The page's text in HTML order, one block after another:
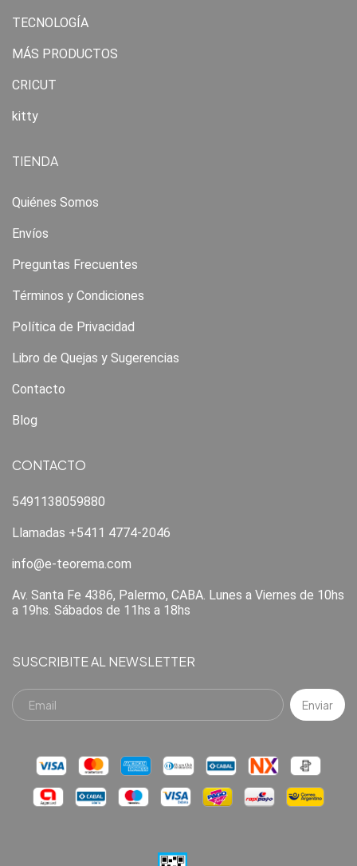
TECNOLOGÍA
MÁS PRODUCTOS
CRICUT
kitty
TIENDA
Quiénes Somos
Envíos
Preguntas Frecuentes
Términos y Condiciones
Política de Privacidad
Libro de Quejas y Sugerencias
Contacto
Blog
CONTACTO
5491138059880
Llamadas +5411 4774-2046
info@e-teorema.com
Av. Santa Fe 4386, Palermo, CABA. Lunes a Viernes de 10hs
a 19hs. Sábados de 11hs a 18hs
SUSCRIBITE AL NEWSLETTER